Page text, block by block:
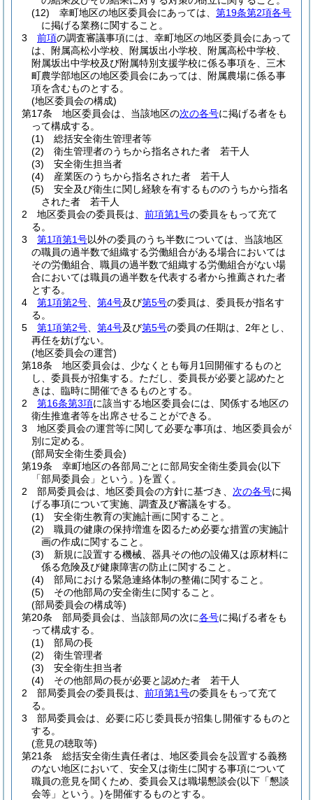
(12)
幸町地区の地区委員会にあっては、 第19条第2項各号
に掲げる業務に関すること。
3
前項の調査審議事項には、幸町地区の地区委員会にあって
は、附属高松小学校、附属坂出小学校、附属高松中学校、
附属坂出中学校及び附属特別支援学校に係る事項を、三木
町農学部地区の地区委員会にあっては、附属農場に係る事
項を含むものとする。
(地区委員会の構成)
第17条
地区委員会は、当該地区の次の各号に掲げる者をも
って構成する。
(1)
総括安全衛生管理者等
(2)
衛生管理者のうちから指名された者 若干人
(3)
安全衛生担当者
(4)
産業医のうちから指名された者 若干人
(5)
安全及び衛生に関し経験を有するもののうちから指名
された者 若干人
2
地区委員会の委員長は、 前項第1号の委員をもって充て
る。
3
第1項第1号以外の委員のうち半数については、当該地区
の職員の過半数で組織する労働組合がある場合においては
その労働組合、職員の過半数で組織する労働組合がない場
合においては職員の過半数を代表する者から推薦された者
とする。
4
第1項第2号 第4号及び第5号の委員は、委員長が指名す
る。
5
第1項第2号 第4号及び第5号の委員の任期は、2年とし、
再任を妨げない。
(地区委員会の運営)
第18条
地区委員会は、少なくとも毎月1回開催するものと
し、委員長が招集する。 ただし、委員長が必要と認めたと
きは、臨時に開催できるものとする。
2
第16条第3項に該当する地区委員会には、関係する地区の
衛生推進者等を出席させることができる。
3
地区委員会の運営等に関して必要な事項は、地区委員会が
別に定める。
(部局安全衛生委員会)
第19条
幸町地区の各部局ごとに部局安全衛生委員会(以下
「部局委員会」という。)を置く。
2
部局委員会は、地区委員会の方針に基づき、 次の各号に掲
げる事項について実施、調査及び審議をする。
(1)
安全衛生教育の実施計画に関すること。
(2)
職員の健康の保持増進を図るため必要な措置の実施計
画の作成に関すること。
(3)
新規に設置する機械、器具その他の設備又は原材料に
係る危険及び健康障害の防止に関すること。
(4)
部局における緊急連絡体制の整備に関すること。
(5)
その他部局の安全衛生に関すること。
(部局委員会の構成等)
第20条
部局委員会は、当該部局の次に各号に掲げる者をも
って構成する。
(1)
部局の長
(2)
衛生管理者
(3)
安全衛生担当者
(4)
その他部局の長が必要と認めた者 若干人
2
部局委員会の委員長は、 前項第1号の委員をもって充て
る。
3
部局委員会は、必要に応じ委員長が招集し開催するものと
する。
(意見の聴取等)
第21条
総括安全衛生責任者は、地区委員会を設置する義務
のない地区において、安全又は衛生に関する事項について
職員の意見を聞くため、委員会又は職場懇談会(以下「懇談
会等」という。)を開催するものとする。